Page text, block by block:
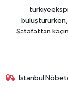
Şatafattan
İstanbul